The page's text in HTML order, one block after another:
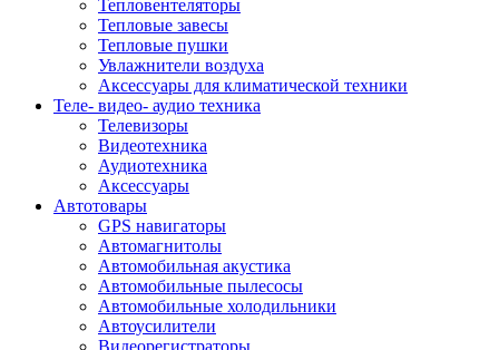
Тепловентеляторы
Тепловые завесы
Тепловые пушки
Увлажнители воздуха
Аксессуары для климатической техники
Теле- видео- аудио техника
Телевизоры
Видеотехника
Аудиотехника
Аксессуары
Автотовары
GPS навигаторы
Автомагнитолы
Автомобильная акустика
Автомобильные пылесосы
Автомобильные холодильники
Автоусилители